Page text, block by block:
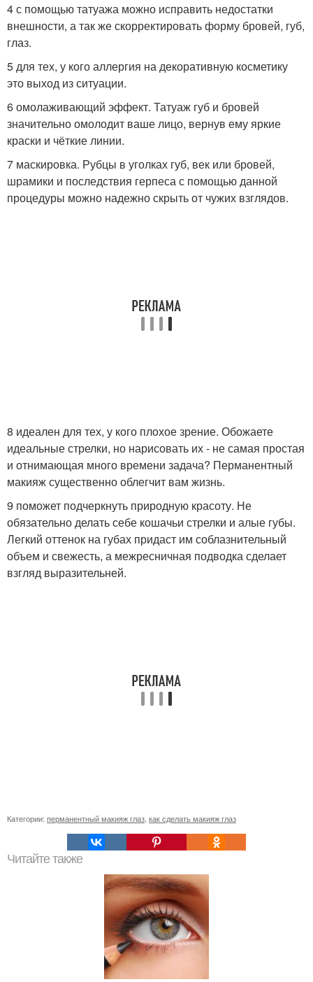
4 с помощью татуажа можно исправить недостатки
внешности, а так же скорректировать форму бровей, губ,
глаз.
5 для тех, у кого аллергия на декоративную косметику
это выход из ситуации.
6 омолаживающий эффект. Татуаж губ и бровей
значительно омолодит ваше лицо, вернув ему яркие
краски и чёткие линии.
7 маскировка. Рубцы в уголках губ, век или бровей,
шрамики и последствия герпеса с помощью данной
процедуры можно надежно скрыть от чужих взглядов.
8 идеален для тех, у кого плохое зрение. Обожаете
идеальные стрелки, но нарисовать их - не самая простая
и отнимающая много времени задача? Перманентный
макияж существенно облегчит вам жизнь.
9 поможет подчеркнуть природную красоту. Не
обязательно делать себе кошачьи стрелки и алые губы.
Легкий оттенок на губах придаст им соблазнительный
объем и свежесть, а межресничная подводка сделает
взгляд выразительней.
Категории: перманентный макияж глаз как сделать макияж глаз
Читайте также